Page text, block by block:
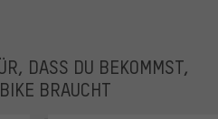
DASS DU BEKOMMST,
BRAUCHT